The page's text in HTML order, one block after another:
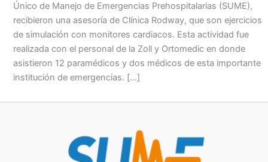
Único de Manejo de Emergencias Prehospitalarias (SUME),
recibieron una asesoría de Clínica Rodway, que son ejercicios
de simulación con monitores cardiacos. Esta actividad fue
realizada con el personal de la Zoll y Ortomedic en donde
asistieron 12 paramédicos y dos médicos de esta importante
institución de emergencias. […]